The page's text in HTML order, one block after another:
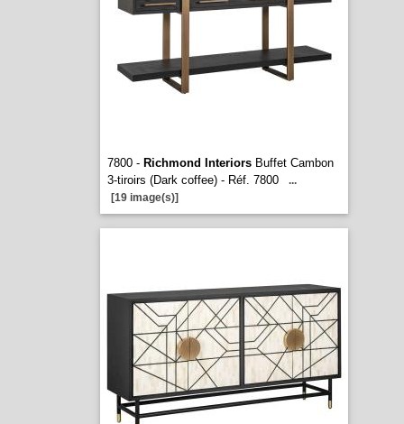
7800 - Richmond InteriorsBuffet Cambon
3-tiroirs (Dark coffee) - Réf. 7800
...
[19 image(s)]